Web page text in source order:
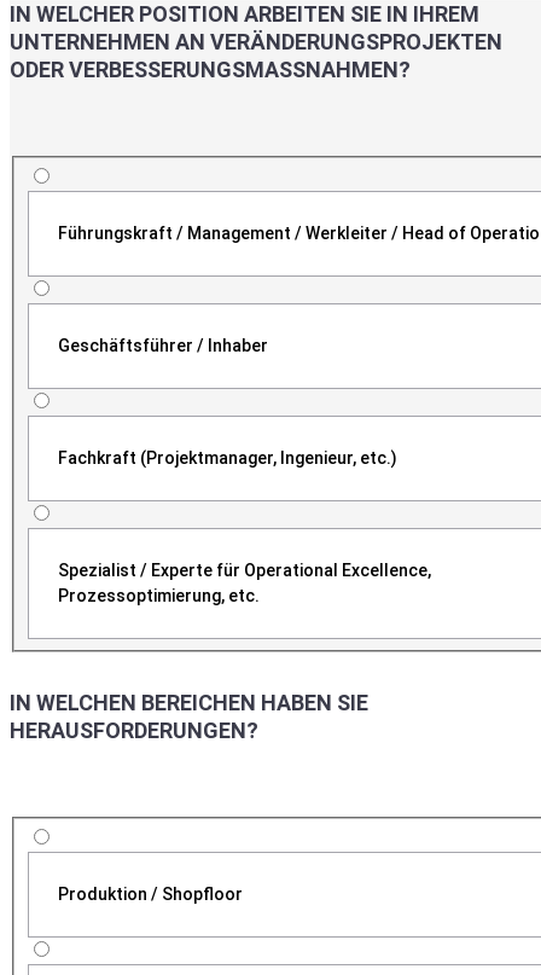
IN WELCHER POSITION ARBEITEN SIE IN IHREM
UNTERNEHMEN AN VERÄNDERUNGSPROJEKTEN
ODER VERBESSERUNGSMASSNAHMEN?
Führungskraft / Management / Werkleiter / Head of
Geschäftsführer / Inhaber
Fachkraft (Projektmanager, Ingenieur, etc.)
Spezialist / Experte für Operational Excellence,
Prozessoptimierung, etc.
IN WELCHEN BEREICHEN HABEN SIE
HERAUSFORDERUNGEN?
Produktion / Shopfloor